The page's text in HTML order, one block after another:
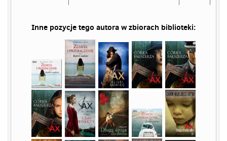
Inne pozycje tego autora w zbiorach biblioteki: